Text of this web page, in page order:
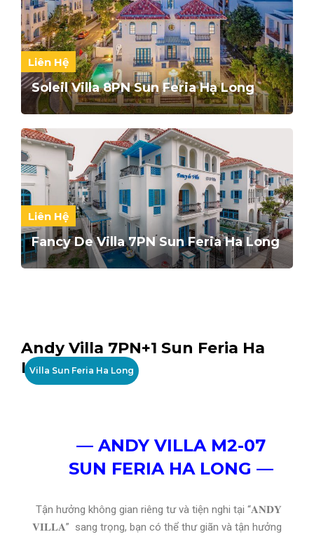
Liên Hệ
Soleil Villa 8PN Sun Feria Hạ Long
Liên Hệ
Fancy De Villa 7PN Sun Feria Ha Long
Andy Villa 7PN+1 Sun Feria Ha
Long
Villa Sun Feria Ha Long
— ANDY VILLA M2-07
SUN FERIA HA LONG —
Tận hưởng không gian riêng tư và tiện nghi tại “𝐀𝐍𝐃𝐘
𝐕𝐈𝐋𝐋𝐀” sang trọng, bạn có thể thư giãn và tận hưởng